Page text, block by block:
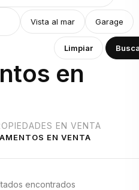
Vista al mar Garage
Limpiar
en
EN VENTA
EN VENTA
encontrados